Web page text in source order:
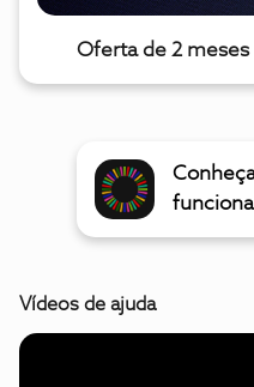
Oferta de 2 meses
Vídeos de ajuda